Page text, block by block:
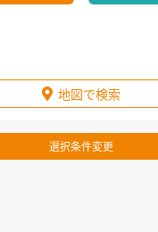
地図で検索
選択条件変更